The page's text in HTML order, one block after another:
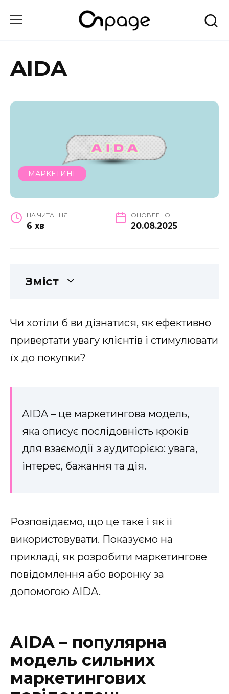
до
AIDA
МАРКЕТИНГ
НА ЧИТАННЯ
6 хв
ОНОВЛЕНО
20.08.2025
Зміст
Чи хотіли б ви дізнатися, як ефективно
привертати увагу клієнтів і стимулювати
їх до покупки?
AIDA – це маркетингова модель,
яка описує послідовність кроків
для взаємодії з аудиторією: увага,
інтерес, бажання та дія.
Розповідаємо, що це таке і як її
використовувати. Показуємо на
прикладі, як розробити маркетингове
повідомлення або воронку за
допомогою AIDA.
AIDA – популярна
модель сильних
маркетингових